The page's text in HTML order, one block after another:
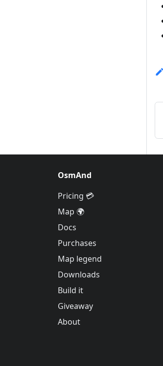
OsmAnd
Pricing 💳
Map 🌍
Docs
Purchases
Map legend
Downloads
Build it
Giveaway
About